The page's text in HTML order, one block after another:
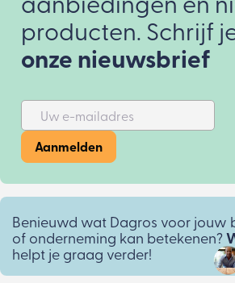
aanbiedingen en
producten. Schrijf
onze nieuwsbrief
Uw e-mailadres
Aanmelden
Benieuwd wat Dagros voor jouw
of onderneming kan betekenen?
helpt je graag verder!